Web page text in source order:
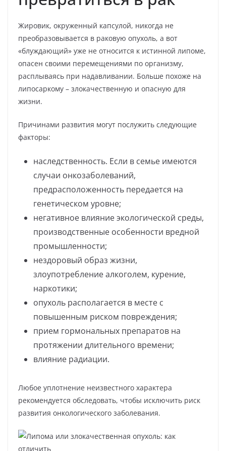
Жировик, окруженный капсулой, никогда не
преобразовывается в раковую опухоль, а вот
«блуждающий» уже не относится к истинной липоме,
опасен своими перемещениями по организму,
расплываясь при надавливании. Больше похоже на
липосаркому – злокачественную и опасную для
жизни.
Причинами развития могут послужить следующие
факторы:
наследственность. Если в семье имеются
случаи онкозаболеваний,
предрасположенность передается на
генетическом уровне;
негативное влияние экологической среды,
производственные особенности вредной
промышленности;
нездоровый образ жизни,
злоупотребление алкоголем, курение,
наркотики;
опухоль располагается в месте с
повышенным риском повреждения;
прием гормональных препаратов на
протяжении длительного времени;
влияние радиации.
Любое уплотнение неизвестного характера
рекомендуется обследовать, чтобы исключить риск
развития онкологического заболевания.